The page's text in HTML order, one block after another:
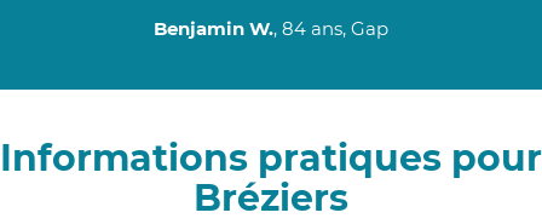
Benjamin W., 84 ans, Gap
Informations pratiques pour
Bréziers